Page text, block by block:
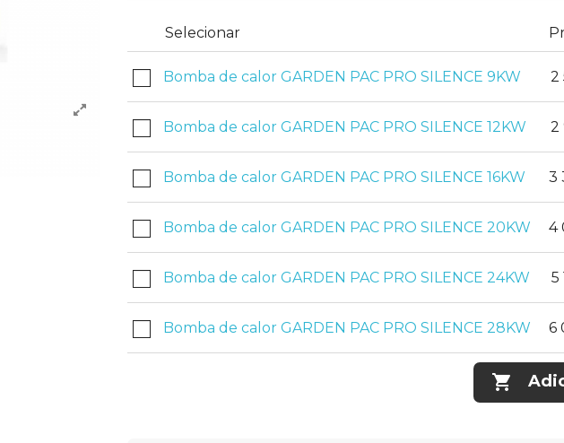
Selecionar
Bomba de calor GARDEN PAC PRO SILENCE 9KW 2
Bomba de calor GARDEN PAC PRO SILENCE 12KW 2
Bomba de calor GARDEN PAC PRO SILENCE 16KW 3
Bomba de calor GARDEN PAC PRO SILENCE 20KW 4
Bomba de calor GARDEN PAC PRO SILENCE 24KW 5
Bomba de calor GARDEN PAC PRO SILENCE 28KW 6
